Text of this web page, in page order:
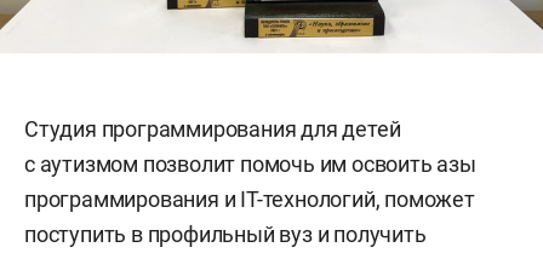
Студия программирования для детей
с аутизмом позволит помочь им освоить азы
программирования и IT-технологий, поможет
поступить в профильный вуз и получить